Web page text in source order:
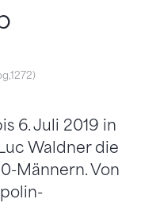
6. Juli 2019 in
Waldner die
Männern. Von